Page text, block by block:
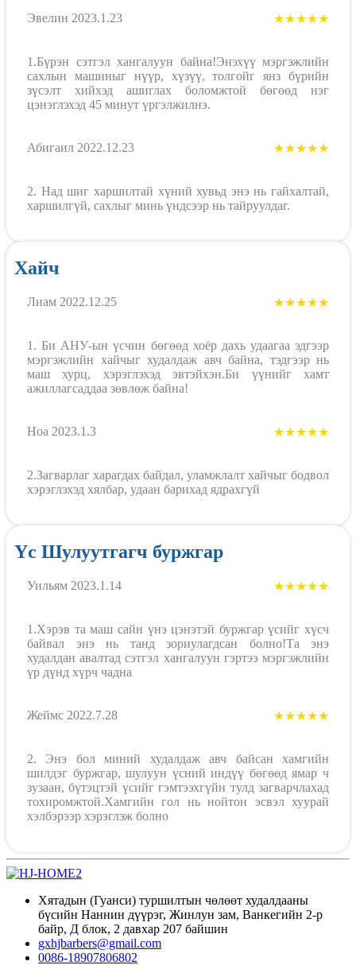
Эвелин 2023.1.23 ★★★★★
1.Бүрэн сэтгэл хангалуун байна!Энэхүү мэргэжлийн
сахлын машиныг нүүр, хүзүү, толгойг янз бүрийн
зүсэлт хийхэд ашиглах боломжтой бөгөөд нэг
цэнэглэхэд 45 минут үргэлжилнэ.
Абигаил 2022.12.23 ★★★★★
2. Над шиг харшилтай хүний ​​хувьд энэ нь гайхалтай,
харшилгүй, сахлыг минь үндсээр нь тайруулдаг.
Хайч
Лиам 2022.12.25 ★★★★★
1. Би АНУ-ын үсчин бөгөөд хоёр дахь удаагаа эдгээр
мэргэжлийн хайчыг худалдаж авч байна, тэдгээр нь
маш хурц, хэрэглэхэд эвтэйхэн.Би үүнийг хамт
ажиллагсаддаа зөвлөж байна!
Ноа 2023.1.3 ★★★★★
2.Загварлаг харагдах байдал, уламжлалт хайчыг бодвол
хэрэглэхэд хялбар, удаан барихад ядрахгүй
Үс Шулуутгагч буржгар
Уильям 2023.1.14 ★★★★★
1.Хэрэв та маш сайн үнэ цэнэтэй буржгар үсийг хүсч
байвал энэ нь танд зориулагдсан болно!Та энэ
худалдан авалтад сэтгэл хангалуун гэртээ мэргэжлийн
үр дүнд хүрч чадна
Жеймс 2022.7.28 ★★★★★
2. Энэ бол миний худалдаж авч байсан хамгийн
шилдэг буржгар, шулуун үсний индүү бөгөөд ямар ч
зузаан, бүтэцтэй үсийг гэмтээхгүйн тулд загварчлахад
тохиромжтой.Хамгийн гол нь нойтон эсвэл хуурай
хэлбэрээр хэрэглэж болно
Хятадын (Гуанси) туршилтын чөлөөт худалдааны
бүсийн Наннин дүүрэг, Жинлун зам, Ванкегийн 2-р
байр, Д блок, 2 давхар 207 байшин
gxhjbarbers@gmail.com
0086-18907806802